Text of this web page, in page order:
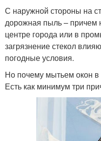
С наружной стороны на
дорожная пыль – причем
центре города или в
загрязнение стекол
погодные условия.
Но почему мытьем окон в
Есть как минимум три